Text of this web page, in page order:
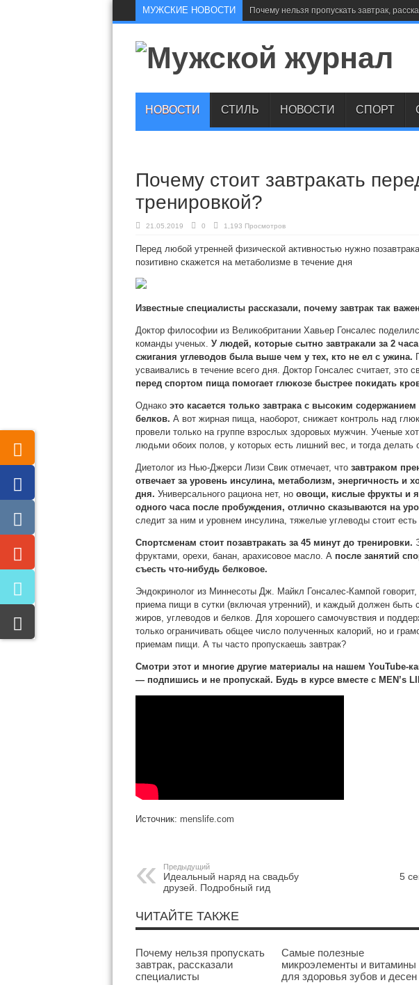
МУЖСКИЕ НОВОСТИ Почему нельзя пропускать завтрак,
НОВОСТИ СТИЛЬ НОВОСТИ СПОРТ
Почему стоит завтракать
тренировкой?
21.05.2019 0 1,193 Просмотров
Перед любой утренней физической активностью нужно
позитивно скажется на метаболизме в течение дня
Известные специалисты рассказали, почему завтрак так
Доктор философии из Великобритании Хавьер Гонсалес
команды ученых. У людей, которые сытно завтракали за 2
сжигания углеводов была выше чем у тех, кто не ел с ужина.
усваивались в течение всего дня. Доктор Гонсалес считает, это
перед спортом пища помогает глюкозе быстрее покидать
Однако это касается только завтрака с высоким
белков. А вот жирная пища, наоборот, снижает контроль над
провели только на группе взрослых здоровых мужчин. Ученые
людьми обоих полов, у которых есть лишний вес, и тогда делать
Диетолог из Нью-Джерси Лизи Свик отмечает, что завтраком
отвечает за уровень инсулина, метаболизм, энергичность и
дня. Универсального рациона нет, но овощи, кислые фрукты и
одного часа после пробуждения, отлично сказываются на
следит за ним и уровнем инсулина, тяжелые углеводы стоит есть
Спортсменам стоит позавтракать за 45 минут до тренировки.
фруктами, орехи, банан, арахисовое масло. А после занятий
съесть что-нибудь белковое.
Эндокринолог из Миннесоты Дж. Майкл Гонсалес-Кампой
приема пищи в сутки (включая утренний), и каждый должен быть
жиров, углеводов и белков. Для хорошего самочувствия и
только ограничивать общее число полученных калорий, но и
приемам пищи. А ты часто пропускаешь завтрак?
Смотри этот и многие другие материалы на нашем YouTube-
— подпишись и не пропускай. Будь в курсе вместе с MEN’s
Источник: menslife.com
Предыдущий
Идеальный наряд на свадьбу
друзей. Подробный гид
5
ЧИТАЙТЕ ТАКЖЕ
Почему нельзя пропускать
завтрак, рассказали
специалисты
Самые полезные
микроэлементы и витамины
для здоровья зубов и десен